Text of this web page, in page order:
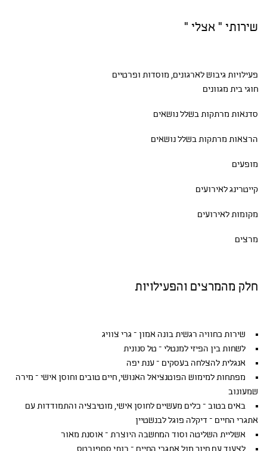
שירותי " אצלי "
פעילויות גיבושלארגונים, מוסדות ופרטיים
חוגי בית מגוונים
סדנאות מרתקות בשלל נושאים
הרצאות מרתקות בשלל נושאים
מופעים
קייטרינג לאירועים
מקומות לאירועים
מרצים
חלק מהמרצים והפעילויות
שירות כחוויה רגשית בונה אמון – גרי צוויג
לשחות בין הפיזי למנטלי – טל סנונית
אנגלית להצלחה בעסקים – ענת יפה
מפתחות למימוש הפוטנציאל האנושי, חיים טובים וחוסן אישי – מירה
שמעונוב
באים בטוב – כלים מעשיים לחוסן אישי, מוטיבציה והתמודדות עם
אתגרי החיים – דיקלה פוגל לבנשטיין
אשליית השליטה וסוד המחשבה היוצרת – אוסנת מאור